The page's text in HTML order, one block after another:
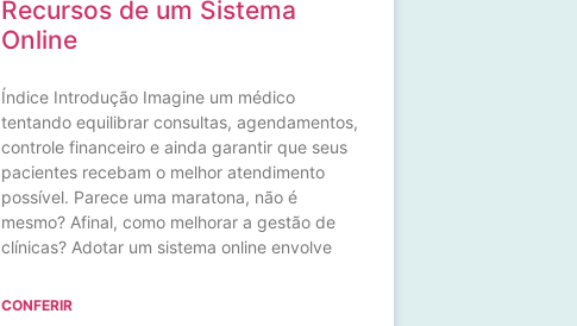
Recursos de um Sistema
Online
Índice Introdução Imagine um médico
tentando equilibrar consultas, agendamentos,
controle financeiro e ainda garantir que seus
pacientes recebam o melhor atendimento
possível. Parece uma maratona, não é
mesmo? Afinal, como melhorar a gestão de
clínicas? Adotar um sistema online envolve
CONFERIR